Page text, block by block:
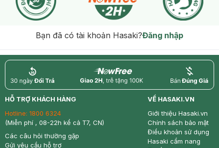
Bạn đã có tài khoản Hasaki?Đăng nhập
return nowfree price
HỖ TRỢ KHÁCH HÀNG
Hotline: 1800 6324
(Miễn phí , 08-22h kể cả T7, CN)
Các câu hỏi thường gặp
Gửi yêu cầu hỗ trợ
VỀ HASAKI.VN
Giới thiệu Hasaki.vn
Chính sách bảo mật
Điều khoản sử dụng
Hasaki cẩm nang